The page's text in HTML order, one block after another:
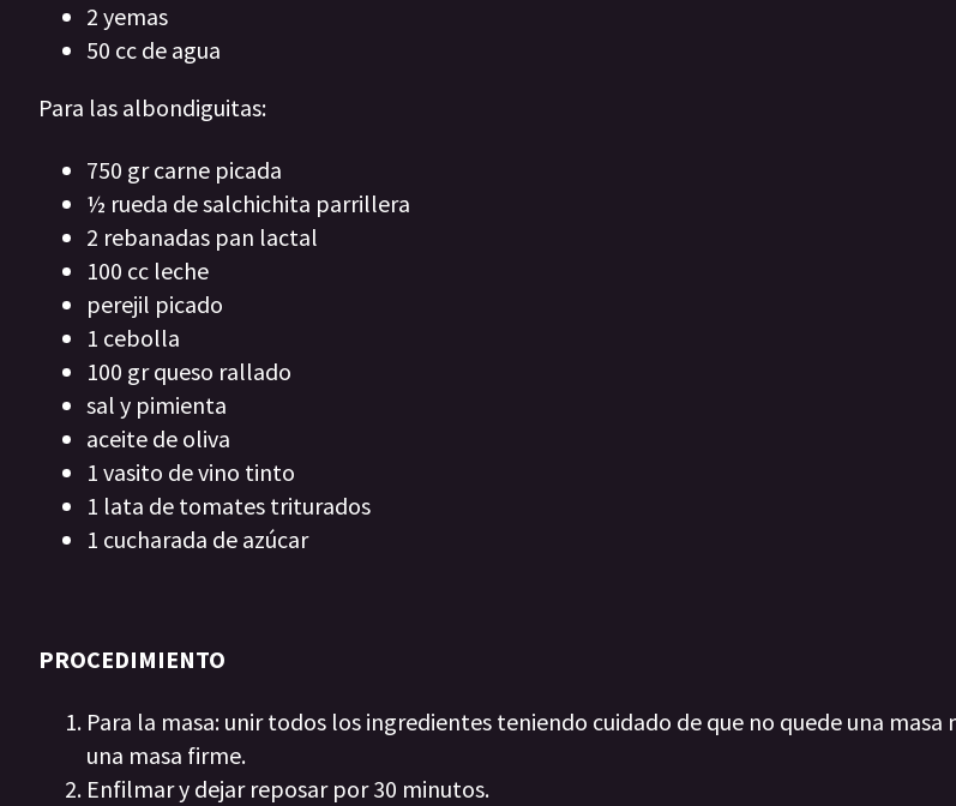
2 yemas
50 cc de agua
Para las albondiguitas:
750 gr carne picada
½ rueda de salchichita parrillera
2 rebanadas pan lactal
100 cc leche
perejil picado
1 cebolla
100 gr queso rallado
sal y pimienta
aceite de oliva
1 vasito de vino tinto
1 lata de tomates triturados
1 cucharada de azúcar
PROCEDIMIENTO
Para la masa: unir todos los ingredientes teniendo cuidado de que no quede una
una masa firme.
Enfilmar y dejar reposar por 30 minutos.